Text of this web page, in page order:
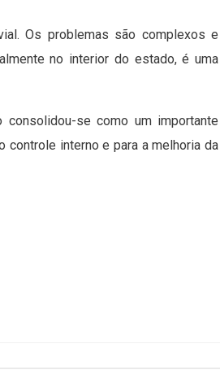
Os problemas são complexos e
no interior do estado, é uma
consolidou-se como um importante
interno e para a melhoria da